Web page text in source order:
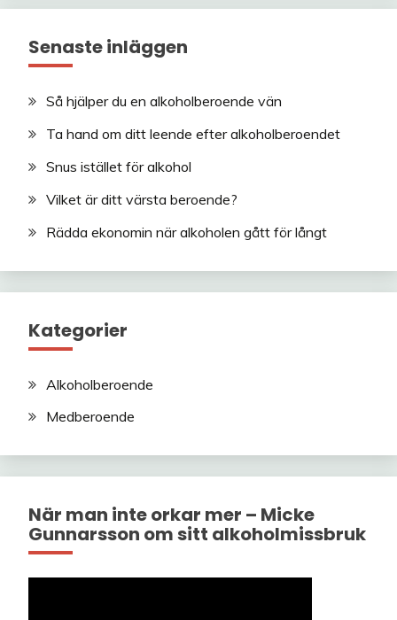
Senaste inläggen
Så hjälper du en alkoholberoende vän
Ta hand om ditt leende efter alkoholberoendet
Snus istället för alkohol
Vilket är ditt värsta beroende?
Rädda ekonomin när alkoholen gått för långt
Kategorier
Alkoholberoende
Medberoende
När man inte orkar mer – Micke
Gunnarsson om sitt alkoholmissbruk